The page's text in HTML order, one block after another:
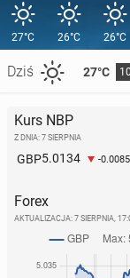
27°C
Dziś 27°C
26°C 26°C
Kurs NBP
Z DNIA: 7 SIERPNIA
GBP5.0134 -0.0085
Forex
AKTUALIZACJA: 7 SIERPNIA,